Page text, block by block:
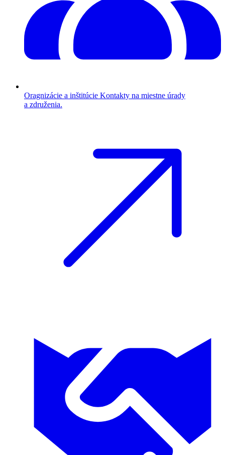
Oragnizácie a inštitúcie Kontakty na miestne úrady
a združenia.